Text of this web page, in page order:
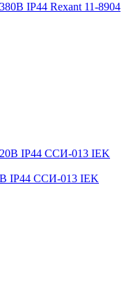
IP44 Rexant 11-8904
IP44 ССИ-013 IEK